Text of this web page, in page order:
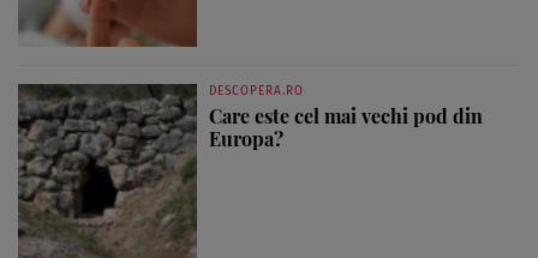
DESCOPERA.RO
Care este cel mai vechi pod din
Europa?